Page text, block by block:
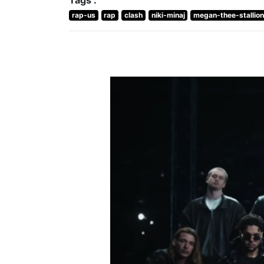
rap-us rap clash niki-minaj megan-thee-stallion